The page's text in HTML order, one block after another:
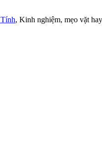
, Kinh nghiệm, mẹo vặt